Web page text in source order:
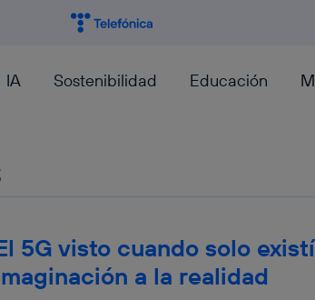
IA Sostenibilidad Educación
5G visto cuando solo
a la realidad